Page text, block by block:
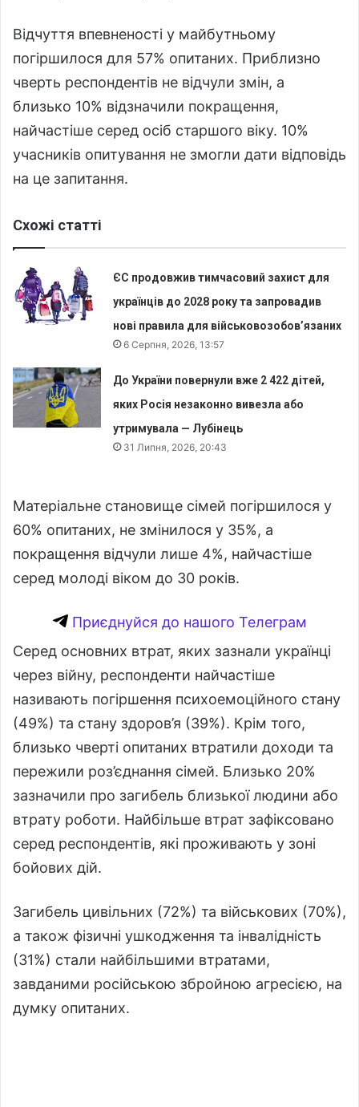
Відчуття впевненості у майбутньому
погіршилося для 57% опитаних. Приблизно
чверть респондентів не відчули змін, а
близько 10% відзначили покращення,
найчастіше серед осіб старшого віку. 10%
учасників опитування не змогли дати відповідь
на це запитання.
Схожі статті
ЄС продовжив тимчасовий захист для
українців до 2028 року та запровадив
нові правила для військовозобов’язаних
6 Серпня, 2026, 13:57
До України повернули вже 2 422 дітей,
яких Росія незаконно вивезла або
утримувала — Лубінець
31 Липня, 2026, 20:43
Матеріальне становище сімей погіршилося у
60% опитаних, не змінилося у 35%, а
покращення відчули лише 4%, найчастіше
серед молоді віком до 30 років.
Приєднуйся до нашого Телеграм
Серед основних втрат, яких зазнали українці
через війну, респонденти найчастіше
називають погіршення психоемоційного стану
(49%) та стану здоров’я (39%). Крім того,
близько чверті опитаних втратили доходи та
пережили роз’єднання сімей. Близько 20%
зазначили про загибель близької людини або
втрату роботи. Найбільше втрат зафіксовано
серед респондентів, які проживають у зоні
бойових дій.
Загибель цивільних (72%) та військових (70%),
а також фізичні ушкодження та інвалідність
(31%) стали найбільшими втратами,
завданими російською збройною агресією, на
думку опитаних.